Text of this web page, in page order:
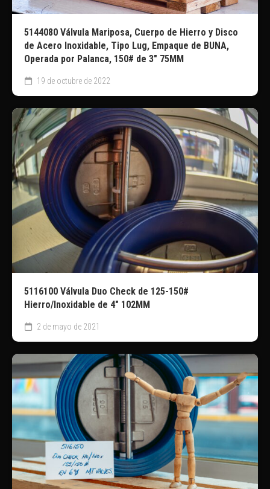
5144080 Válvula Mariposa, Cuerpo de Hierro y Disco
de Acero Inoxidable, Tipo Lug, Empaque de BUNA,
Operada por Palanca, 150# de 3″ 75MM
19 de octubre de 2022
5116100 Válvula Duo Check de 125-150#
Hierro/Inoxidable de 4″ 102MM
2 de mayo de 2021